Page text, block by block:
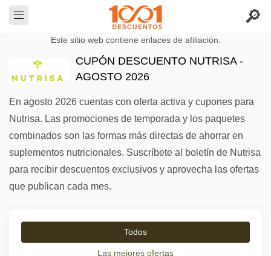
Este sitio web contiene enlaces de afiliación.
CUPÓN DESCUENTO NUTRISA -
AGOSTO 2026
En agosto 2026 cuentas con oferta activa y cupones para
Nutrisa. Las promociones de temporada y los paquetes
combinados son las formas más directas de ahorrar en
suplementos nutricionales. Suscríbete al boletín de Nutrisa
para recibir descuentos exclusivos y aprovecha las ofertas
que publican cada mes.
Todos
Las mejores ofertas